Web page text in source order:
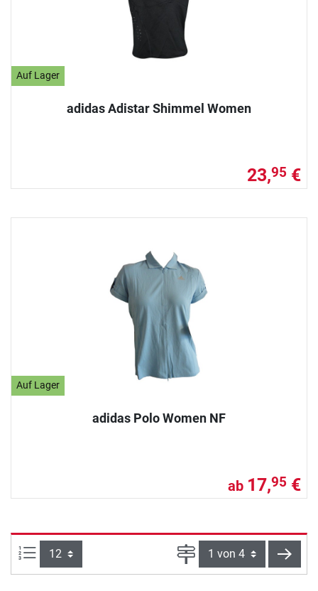
Auf Lager
adidas Adistar Shimmel Women
23,95 €
Auf Lager
adidas Polo Women NF
ab 17,95 €
Artikel pro Seite: Seite